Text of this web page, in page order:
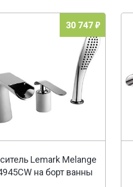
30 747
Lemark Melange
на борт ванны